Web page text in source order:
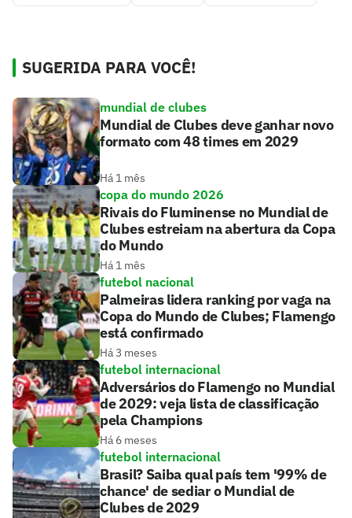
SUGERIDA PARA VOCÊ!
mundial de clubes
Mundial de Clubes deve ganhar novo
formato com 48 times em 2029
Há 1 mês
copa do mundo 2026
Rivais do Fluminense no Mundial de
Clubes estreiam na abertura da Copa
do Mundo
Há 1 mês
futebol nacional
Palmeiras lidera ranking por vaga na
Copa do Mundo de Clubes; Flamengo
está confirmado
Há 3 meses
futebol internacional
Adversários do Flamengo no Mundial
de 2029: veja lista de classificação
pela Champions
Há 6 meses
futebol internacional
Brasil? Saiba qual país tem '99% de
chance' de sediar o Mundial de
Clubes de 2029